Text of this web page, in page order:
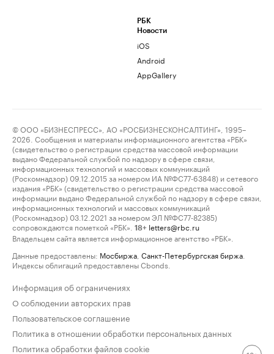
РБК
Новости
iOS
Android
AppGallery
© ООО «БИЗНЕСПРЕСС», АО «РОСБИЗНЕСКОНСАЛТИНГ», 1995–
2026. Сообщения и материалы информационного агентства «РБК»
(свидетельство о регистрации средства массовой информации
выдано Федеральной службой по надзору в сфере связи,
информационных технологий и массовых коммуникаций
(Роскомнадзор) 09.12.2015 за номером ИА №ФС77-63848) и сетевого
издания «РБК» (свидетельство о регистрации средства массовой
информации выдано Федеральной службой по надзору в сфере связи,
информационных технологий и массовых коммуникаций
(Роскомнадзор) 03.12.2021 за номером ЭЛ №ФС77-82385)
сопровождаются пометкой «РБК».
18+ letters@rbc.ru
Владельцем сайта является информационное агентство «РБК».
Данные предоставлены: Мосбиржа Санкт-Петербургская биржа
Индексы облигаций предоставлены Cbonds.
Информация об ограничениях
О соблюдении авторских прав
Пользовательское соглашение
Политика в отношении обработки персональных данных
Политика обработки файлов cookie